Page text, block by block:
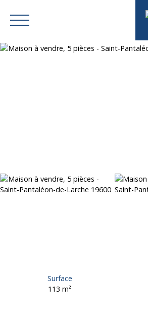
Mes favoris Espace vendeur
Surface
113m²